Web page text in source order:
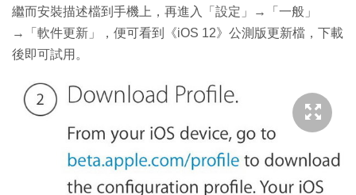
繼而安裝描述檔到手機上，再進入「設定」→「一般」
→「軟件更新」，便可看到《iOS 12》公測版更新檔，下載
後即可試用。